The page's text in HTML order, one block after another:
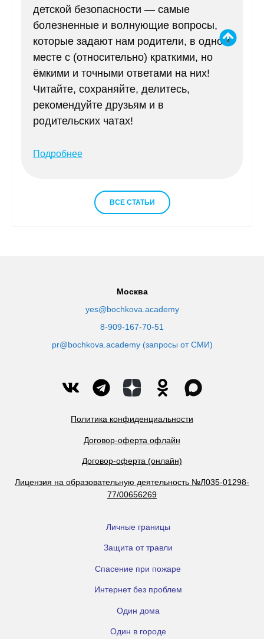
детской безопасности — самые
болезненные и волнующие вопросы,
которые задают нам родители, в одном
месте с (относительно) краткими, но
ёмкими и точными ответами на них!
Читайте, сохраняйте, делитесь,
рекомендуйте друзьям и в
родительских чатах!
Подробнее
ВСЕ СТАТЬИ
Москва
yes@bochkova.academy
8-909-167-70-51
pr@bochkova.academy (запросы от СМИ)
Политика конфиденциальности
Договор-оферта офлайн
Договор-оферта (онлайн)
Лицензия на образовательную деятельность №Л035-01298-
77/00656269
Личные границы
Защита от травли
Спасение при пожаре
Интернет без проблем
Один дома
Один в городе